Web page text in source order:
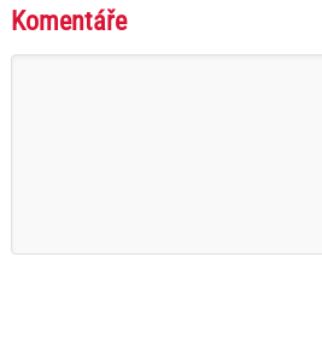
Komentáře